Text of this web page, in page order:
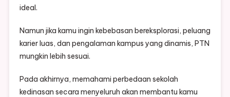
ideal.
Namun jika kamu ingin kebebasan bereksplorasi, peluang
karier luas, dan pengalaman kampus yang dinamis, PTN
mungkin lebih sesuai.
Pada akhirnya, memahami perbedaan sekolah
kedinasan secara menyeluruh akan membantu kamu